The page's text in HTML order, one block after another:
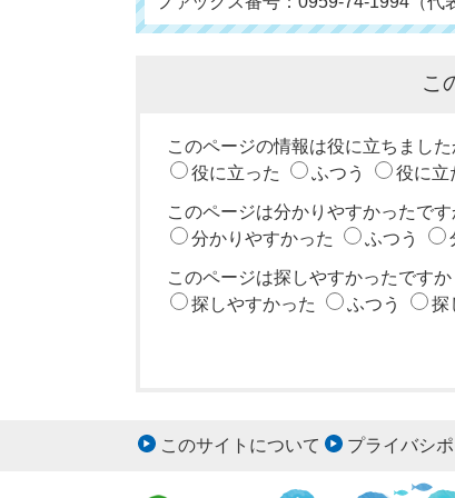
こ
このページの情報は役に立ちました
役に立った
ふつう 役に立
このページは分かりやすかったです
分かりやすかった
ふつう
このページは探しやすかったですか
探しやすかった
ふつう 探
このサイトについて プライバシ